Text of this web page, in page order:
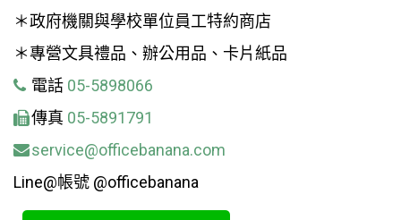
＊政府機關與學校單位員工特約商店
＊專營文具禮品、辦公用品、卡片紙品
電話 05-5898066
傳真 05-5891791
service@officebanana.com
Line@帳號 @officebanana